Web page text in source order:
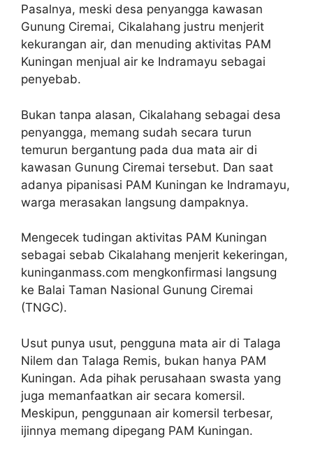
Pasalnya, meski desa penyangga kawasan
Gunung Ciremai, Cikalahang justru menjerit
kekurangan air, dan menuding aktivitas PAM
Kuningan menjual air ke Indramayu sebagai
penyebab.
Bukan tanpa alasan, Cikalahang sebagai desa
penyangga, memang sudah secara turun
temurun bergantung pada dua mata air di
kawasan Gunung Ciremai tersebut. Dan saat
adanya pipanisasi PAM Kuningan ke Indramayu,
warga merasakan langsung dampaknya.
Mengecek tudingan aktivitas PAM Kuningan
sebagai sebab Cikalahang menjerit kekeringan,
kuninganmass.com mengkonfirmasi langsung
ke Balai Taman Nasional Gunung Ciremai
(TNGC).
Usut punya usut, pengguna mata air di Talaga
Nilem dan Talaga Remis, bukan hanya PAM
Kuningan. Ada pihak perusahaan swasta yang
juga memanfaatkan air secara komersil.
Meskipun, penggunaan air komersil terbesar,
ijinnya memang dipegang PAM Kuningan.